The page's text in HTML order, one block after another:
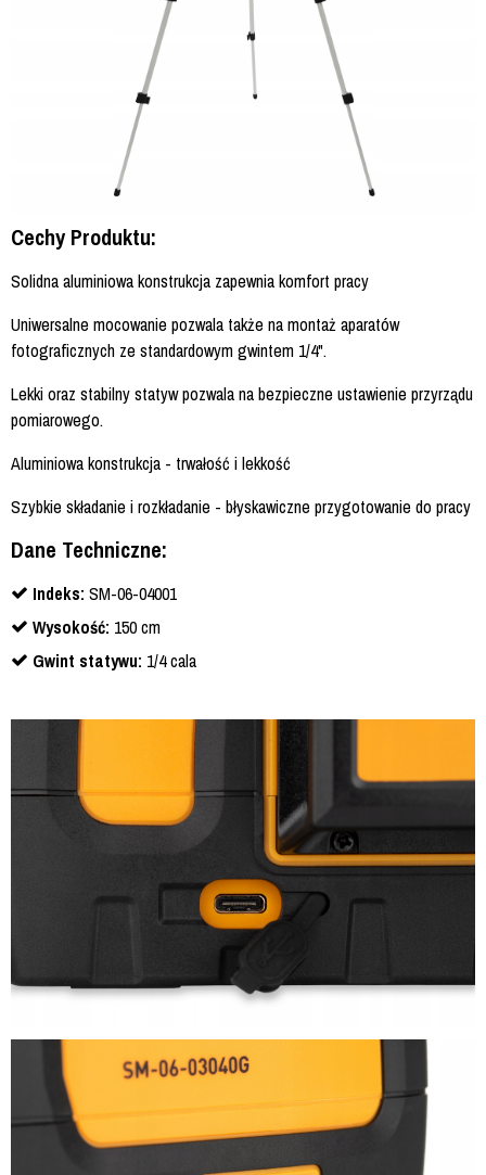
Cechy Produktu:
Solidna aluminiowa konstrukcja zapewnia komfort pracy
Uniwersalne mocowanie pozwala także na montaż aparatów
fotograficznych ze standardowym gwintem 1/4".
Lekki oraz stabilny statyw pozwala na bezpieczne ustawienie przyrządu
pomiarowego.
Aluminiowa konstrukcja - trwałość i lekkość
Szybkie składanie i rozkładanie - błyskawiczne przygotowanie do pracy
Dane Techniczne:
Indeks: SM-06-04001
Wysokość: 150 cm
Gwint statywu: 1/4 cala